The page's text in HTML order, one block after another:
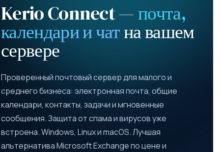
Kerio Connect —почта,
календари и чатна вашем
сервере
Проверенный почтовый сервер для малого и
среднего бизнеса: электронная почта, общие
календари, контакты, задачи и мгновенные
сообщения. Защита от спама и вирусов уже
встроена. Windows, Linux и macOS. Лучшая
альтернатива Microsoft Exchange по цене и